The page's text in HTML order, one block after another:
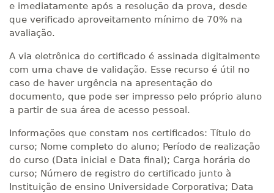
e imediatamente após a resolução da prova, desde
que verificado aproveitamento mínimo de 70% na
avaliação.
A via eletrônica do certificado é assinada digitalmente
com uma chave de validação. Esse recurso é útil no
caso de haver urgência na apresentação do
documento, que pode ser impresso pelo próprio aluno
a partir de sua área de acesso pessoal.
Informações que constam nos certificados: Título do
curso; Nome completo do aluno; Período de realização
do curso (Data inicial e Data final); Carga horária do
curso; Número de registro do certificado junto à
Instituição de ensino Universidade Corporativa; Data